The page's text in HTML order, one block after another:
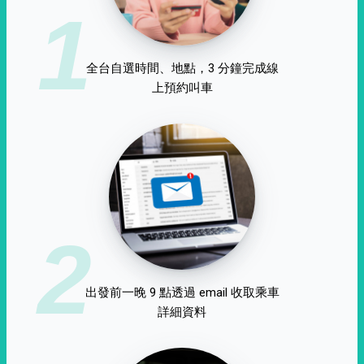
1全台自選時間、地點，3 分鐘完成線
上預約叫車
2出發前一晚 9 點透過 email 收取乘車
詳細資料